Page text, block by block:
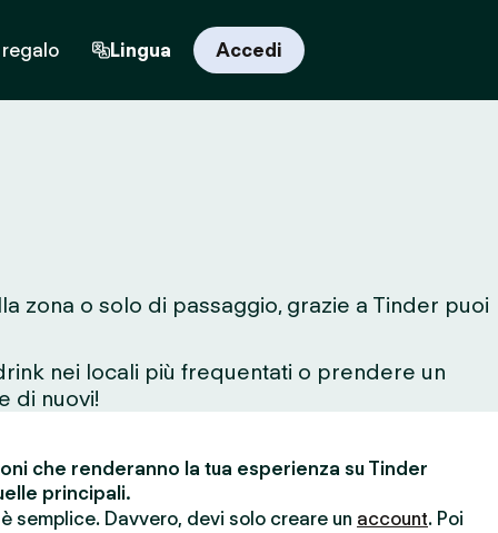
Lingua Accedi
zona o solo di passaggio, grazie a Tinder puoi
nei locali più frequentati o prendere un
di nuovi!
che renderanno la tua esperienza su Tinder
principali.
semplice. Davvero, devi solo creare un account. Poi